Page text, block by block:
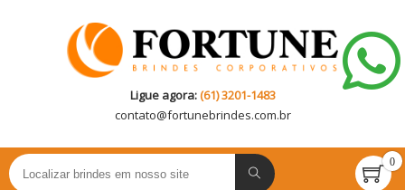
Ligue agora:(61) 3201-1483
contato@fortunebrindes.com.br
0